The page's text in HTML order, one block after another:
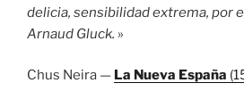
delicia, sensibilidad extrema, por
Arnaud Gluck. »
Chus Neira — La Nueva España